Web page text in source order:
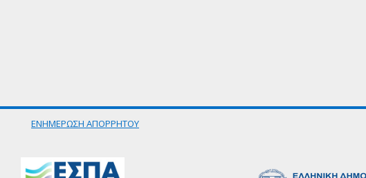
ΕΝΗΜΕΡΩΣΗ ΑΠΟΡΡΗΤΟΥ